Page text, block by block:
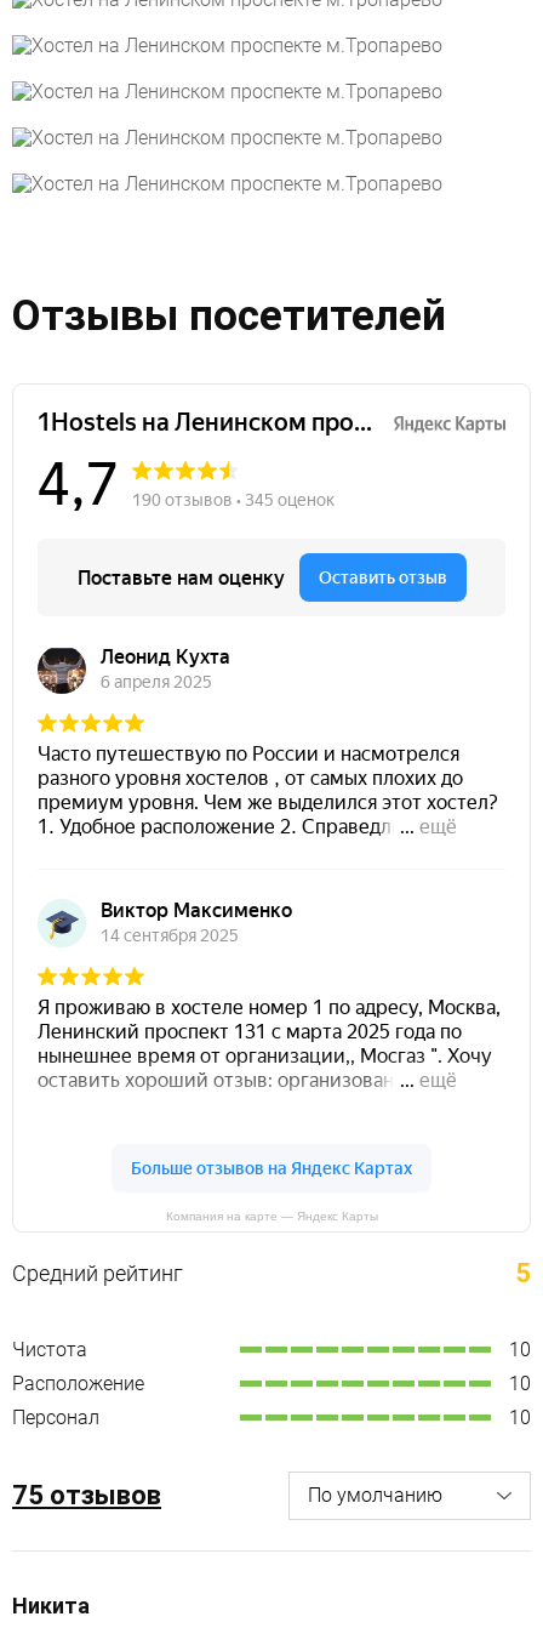
Отзывы посетителей
Компания на карте — Яндекс Карты
Средний рейтинг 5
Чистота
10
Расположение
10
Персонал
10
75 отзывов
Никита